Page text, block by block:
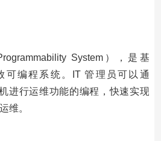
System），是基
可编程系统。IT 管理员可以通
进行运维功能的编程，快速实现
维。